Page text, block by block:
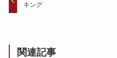
キング
関連記事